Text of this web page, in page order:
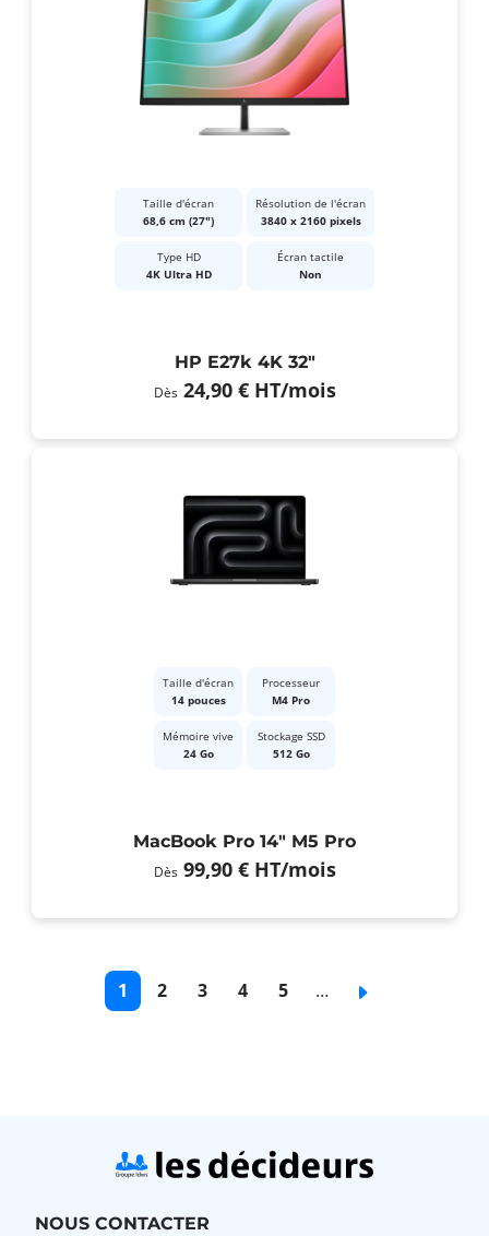
Taille d'écran
68,6 cm (27")
Résolution de l'écran
3840 x 2160 pixels
Type HD
4K Ultra HD
Écran tactile
Non
HP E27k 4K 32"
Dès 24,90 € HT/mois
Taille d'écran
14 pouces
Processeur
M4 Pro
Mémoire vive
24 Go
Stockage SSD
512 Go
MacBook Pro 14" M5 Pro
Dès 99,90 € HT/mois
PaginationPage
courante
1
Page
2
Page
3
Page
4
Page
5 …
Page
NOUS CONTACTER